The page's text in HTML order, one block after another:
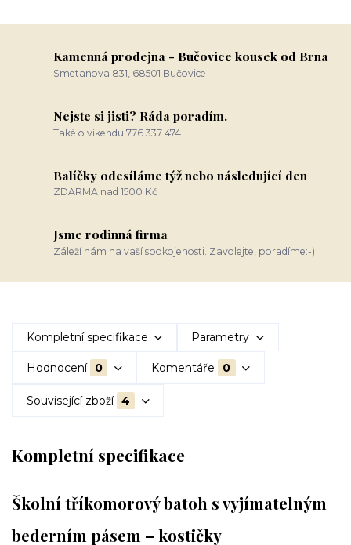
Kamenná prodejna - Bučovice kousek od Brna
Smetanova 831, 68501 Bučovice
Nejste si jisti? Ráda poradím.
Také o víkendu 776 337 474
Balíčky odesíláme týž nebo následující den
ZDARMA nad 1500 Kč
Jsme rodinná firma
Záleží nám na vaší spokojenosti. Zavolejte, poradíme:-)
Kompletní specifikace Parametry
Hodnocení 0 Komentáře 0
Související zboží 4
Kompletní specifikace
Školní tříkomorový batoh s vyjímatelným
bederním pásem – kostičky